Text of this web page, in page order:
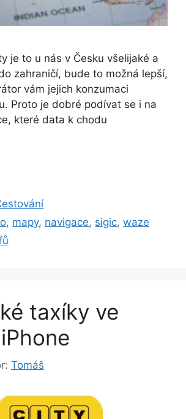
je to u nás v Česku všelijaké a
zahraničí, bude to možná lepší,
vám jejich konzumaci
Proto je dobré podívat se i na
které data k chodu
, mapy, navigace, sigic,waze
taxíky ve
Tomáš